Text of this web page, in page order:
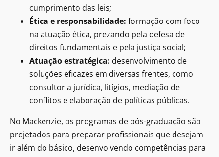
cumprimento das leis;
Ética e responsabilidade: formação com foco
na atuação ética, prezando pela defesa de
direitos fundamentais e pela justiça social;
Atuação estratégica: desenvolvimento de
soluções eficazes em diversas frentes, como
consultoria jurídica, litígios, mediação de
conflitos e elaboração de políticas públicas.
No Mackenzie, os programas de pós-graduação são
projetados para preparar profissionais que desejam
ir além do básico, desenvolvendo competências para